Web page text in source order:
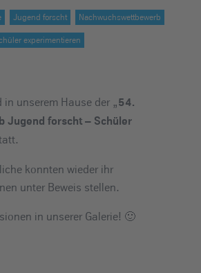
Jugend forscht Nachwuchswettbewerb
experimentieren
unserem Hause der „54.
Jugend forscht – Schüler
konnten wieder ihr
unter Beweis stellen.
in unserer Galerie! 🙂